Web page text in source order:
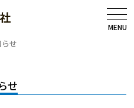
MENU
せ
せ